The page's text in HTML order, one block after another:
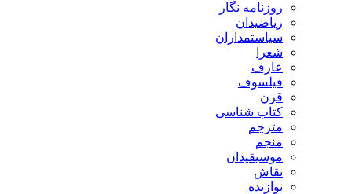
روزنامه نگار
ریاضیدان
سیاستمداران
شعرا
عارف
فیلسوف
قرن
کتاب شناسی
مترجم
منجم
موسیقیدان
نقاش
نوازنده